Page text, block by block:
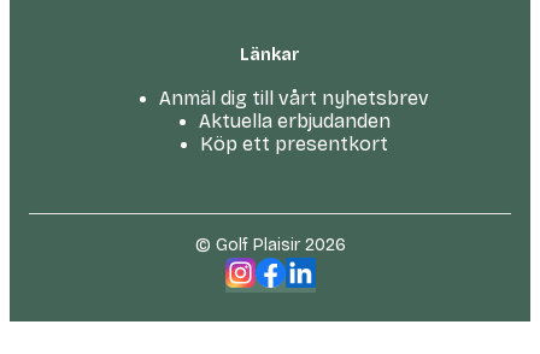
Länkar
Anmäl dig till vårt nyhetsbrev
Aktuella erbjudanden
Köp ett presentkort
© Golf Plaisir 2026